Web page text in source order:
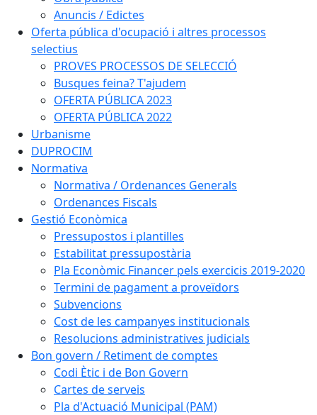
Anuncis / Edictes
Oferta pública d'ocupació i altres processos
selectius
PROVES PROCESSOS DE SELECCIÓ
Busques feina? T'ajudem
OFERTA PÚBLICA 2023
OFERTA PÚBLICA 2022
Urbanisme
DUPROCIM
Normativa
Normativa / Ordenances Generals
Ordenances Fiscals
Gestió Econòmica
Pressupostos i plantilles
Estabilitat pressupostària
Pla Econòmic Financer pels exercicis 2019-2020
Termini de pagament a proveïdors
Subvencions
Cost de les campanyes institucionals
Resolucions administratives judicials
Bon govern / Retiment de comptes
Codi Ètic i de Bon Govern
Cartes de serveis
Pla d'Actuació Municipal (PAM)